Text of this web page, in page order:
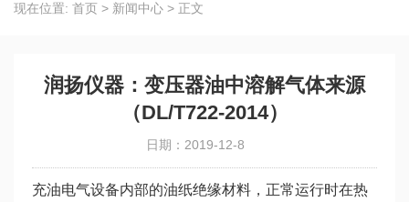
现在位置: 首页 > 新闻中心 > 正文
润扬仪器：变压器油中溶解气体来源
（DL/T722-2014）
日期：2019-12-8
充油电气设备内部的油纸绝缘材料，正常运行时在热